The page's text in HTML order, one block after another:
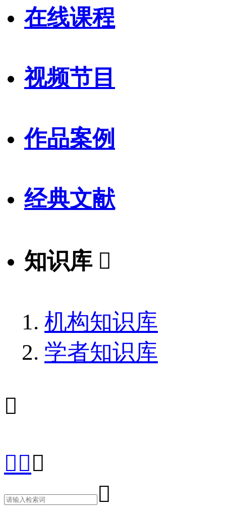
在线课程
视频节目
作品案例
经典文献
知识库 
机构知识库
学者知识库


